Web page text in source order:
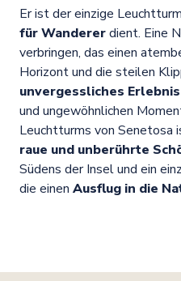
Er ist der einzige
für Wandererdient. Eine
verbringen, das einen
Horizont und die steilen
unvergessliches Erlebnis
und ungewöhnlichen
Leuchtturms von Senetosa
raue und unberührte
Südens der Insel und ein
die einen Ausflug in die